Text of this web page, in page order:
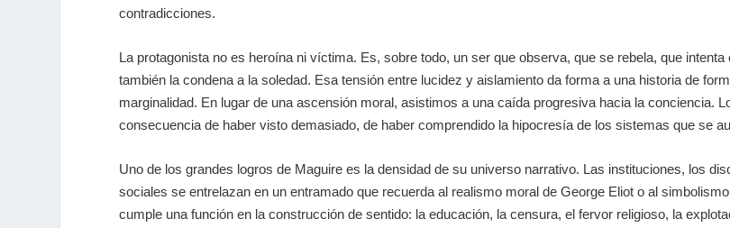
contradicciones.
La protagonista no es heroína ni víctima. Es, sobre todo, un ser que observa, que se rebela, que
también la condena a la soledad. Esa tensión entre lucidez y aislamiento da forma a una historia de
marginalidad. En lugar de una ascensión moral, asistimos a una caída progresiva hacia la conciencia.
consecuencia de haber visto demasiado, de haber comprendido la hipocresía de los sistemas que se
Uno de los grandes logros de Maguire es la densidad de su universo narrativo. Las instituciones, los
sociales se entrelazan en un entramado que recuerda al realismo moral de George Eliot o al
cumple una función en la construcción de sentido: la educación, la censura, el fervor religioso, la